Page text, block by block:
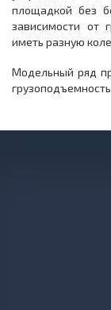
площадкой без
зависимости от
иметь разную
Модельный ряд